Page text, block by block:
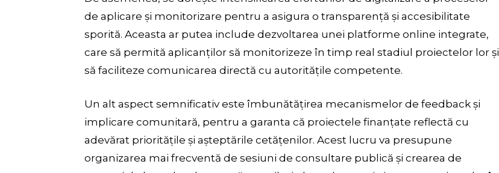
de aplicare și monitorizare pentru a asigura o transparență și accesibilitate
sporită. Aceasta ar putea include dezvoltarea unei platforme online integrate,
care să permită aplicanților să monitorizeze în timp real stadiul proiectelor lor și
să faciliteze comunicarea directă cu autoritățile competente.
Un alt aspect semnificativ este îmbunătățirea mecanismelor de feedback și
implicare comunitară, pentru a garanta că proiectele finanțate reflectă cu
adevărat prioritățile și așteptările cetățenilor. Acest lucru va presupune
organizarea mai frecventă de sesiuni de consultare publică și crearea de